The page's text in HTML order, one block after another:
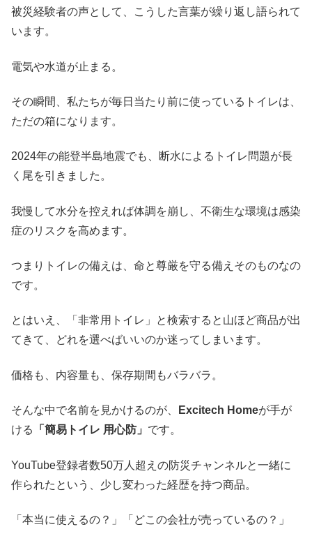
被災経験者の声として、こうした言葉が繰り返し語られて
います。
電気や水道が止まる。
その瞬間、私たちが毎日当たり前に使っているトイレは、
ただの箱になります。
2024年の能登半島地震でも、断水によるトイレ問題が長
く尾を引きました。
我慢して水分を控えれば体調を崩し、不衛生な環境は感染
症のリスクを高めます。
つまりトイレの備えは、命と尊厳を守る備えそのものなの
です。
とはいえ、「非常用トイレ」と検索すると山ほど商品が出
てきて、どれを選べばいいのか迷ってしまいます。
価格も、内容量も、保存期間もバラバラ。
そんな中で名前を見かけるのが、 Excitech Homeが手が
ける
「簡易トイレ 用心防」 です。
YouTube登録者数50万人超えの防災チャンネルと一緒に
作られたという、少し変わった経歴を持つ商品。
「本当に使えるの？」「どこの会社が売っているの？」